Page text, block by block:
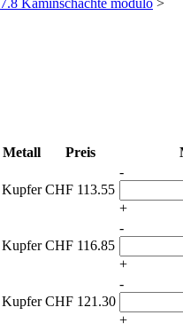
7.8 Kaminschächte modulo >
Metall Preis
Kupfer CHF 113.55
-
+
Kupfer CHF 116.85
-
+
Kupfer CHF 121.30
-
+